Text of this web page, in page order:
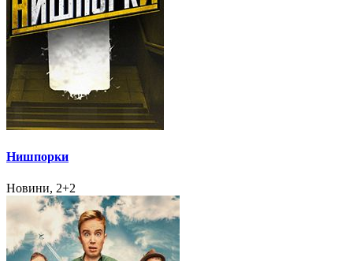
Нишпорки
Новини, 2+2